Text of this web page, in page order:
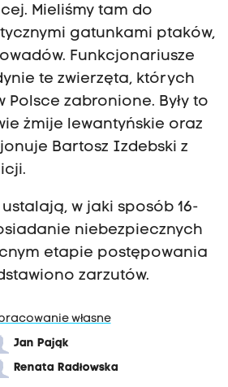
Mieliśmy tam do
gatunkami ptaków,
Funkcjonariusze
te zwierzęta, których
Polsce zabronione. Były to
żmije lewantyńskie oraz
Bartosz Izdebski z
w jaki sposób 16-
niebezpiecznych
etapie postępowania
zarzutów.
własne
Jan Pająk
Renata Radłowska